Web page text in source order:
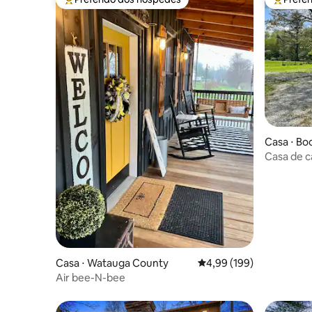
Entre os melhores preferidos dos hóspedes
Casa ⋅ Watauga County 4,99 de uma avaliação
4,99 (199)
Air bee-N-bee
Entre
Casa ⋅
Casa de